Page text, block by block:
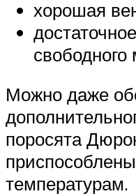
хорошая
свободного
Можно даже
поросята
температурам.